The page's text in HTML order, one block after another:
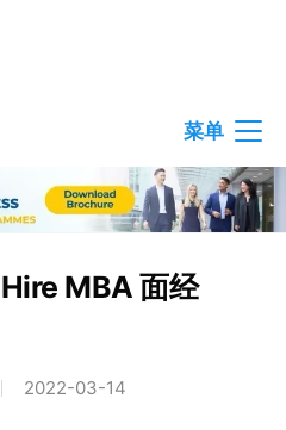
菜单
MBA 面经
2022-03-14